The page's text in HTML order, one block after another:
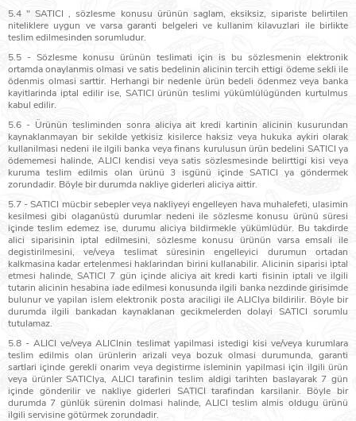
5.4 " SATICI , sözlesme konusu ürünün saglam, eksiksiz, sipariste belirtilen
niteliklere uygun ve varsa garanti belgeleri ve kullanim kilavuzlari ile birlikte
teslim edilmesinden sorumludur.
5.5 - Sözlesme konusu ürünün teslimati için is bu sözlesmenin elektronik
ortamda onaylanmis olmasi ve satis bedelinin alicinin tercih ettigi ödeme sekli ile
ödenmis olmasi sarttir. Herhangi bir nedenle ürün bedeli ödenmez veya banka
kayitlarinda iptal edilir ise, SATICI ürünün teslimi yükümlülügünden kurtulmus
kabul edilir.
5.6 - Ürünün tesliminden sonra aliciya ait kredi kartinin alicinin kusurundan
kaynaklanmayan bir sekilde yetkisiz kisilerce haksiz veya hukuka aykiri olarak
kullanilmasi nedeni ile ilgili banka veya finans kurulusun ürün bedelini SATICI ya
ödememesi halinde, ALICI kendisi veya satis sözlesmesinde belirttigi kisi veya
kuruma teslim edilmis olan ürünü 3 isgünü içinde SATICI ya göndermek
zorundadir. Böyle bir durumda nakliye giderleri aliciya aittir.
5.7 - SATICI mücbir sebepler veya nakliyeyi engelleyen hava muhalefeti, ulasimin
kesilmesi gibi olaganüstü durumlar nedeni ile sözlesme konusu ürünü süresi
içinde teslim edemez ise, durumu aliciya bildirmekle yükümlüdür. Bu takdirde
alici siparisinin iptal edilmesini, sözlesme konusu ürünün varsa emsali ile
degistirilmesini, ve/veya teslimat süresinin engelleyici durumun ortadan
kalkmasina kadar ertelenmesi haklarindan birini kullanabilir. Alicinin siparisi iptal
etmesi halinde, SATICI 7 gün içinde aliciya ait kredi karti fisinin iptali ve ilgili
tutarin alicinin hesabina iade edilmesi konusunda ilgili banka nezdinde girisimde
bulunur ve yapilan islem elektronik posta araciligi ile ALICIya bildirilir. Böyle bir
durumda ilgili bankadan kaynaklanan gecikmelerden dolayi SATICI sorumlu
tutulamaz.
5.8 - ALICI ve/veya ALICInin teslimat yapilmasi istedigi kisi ve/veya kurumlara
teslim edilmis olan ürünlerin arizali veya bozuk olmasi durumunda, garanti
sartlari içinde gerekli onarim veya degistirme isleminin yapilmasi için ilgili ürün
veya ürünler SATICIya, ALICI tarafinin teslim aldigi tarihten baslayarak 7 gün
içinde gönderilir ve nakliye giderleri SATICI tarafindan karsilanir. Böyle bir
durumda 7 günlük sürenin dolmasi halinde, ALICI teslim almis oldugu ürünü
ilgili servisine götürmek zorundadir.